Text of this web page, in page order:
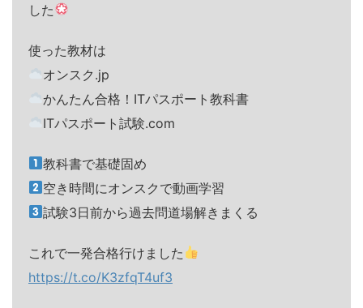
した
使った教材は
オンスク.jp
かんたん合格！ITパスポート教科書
ITパスポート試験.com
教科書で基礎固め
空き時間にオンスクで動画学習
試験3日前から過去問道場解きまくる
これで一発合格行けました
https://t.co/K3zfqT4uf3